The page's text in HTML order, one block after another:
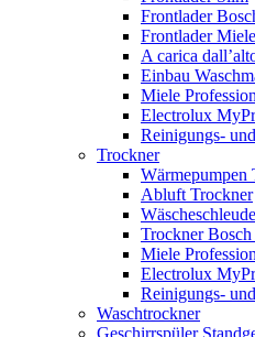
Frontlader
Frontlader
A carica
Einbau
Miele
Electrolux
Reinigungs-
Trockner
Wärmepumpen
Abluft Trockner
Trockner
Miele
Electrolux
Reinigungs-
Waschtrockner
Geschirrspüler